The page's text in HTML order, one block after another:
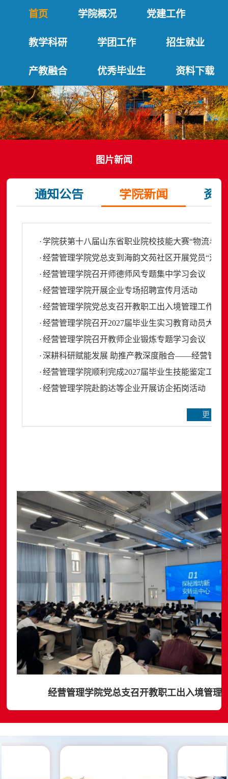
首页 学院概况 党建工作
教学科研 学团工作 招生就业
产教融合 优秀毕业生 资料下载
图片新闻
通知公告 学院新闻 资
· 学院获第十八届山东省职业院校技能大赛“物流与
· 经营管理学院党总支到海韵文苑社区开展党员“双
· 经营管理学院召开师德师风专题集中学习会议
· 经营管理学院开展企业专场招聘宣传月活动
· 经营管理学院党总支召开教职工出入境管理工作专
· 经营管理学院召开2027届毕业生实习教育动员大会
· 经营管理学院召开教师企业锻炼专题学习会议
· 深耕科研赋能发展 助推产教深度融合——经营管
· 经营管理学院顺利完成2027届毕业生技能鉴定工作
· 经营管理学院赴韵达等企业开展访企拓岗活动
更多
经营管理学院党总支召开教职工出入境管理